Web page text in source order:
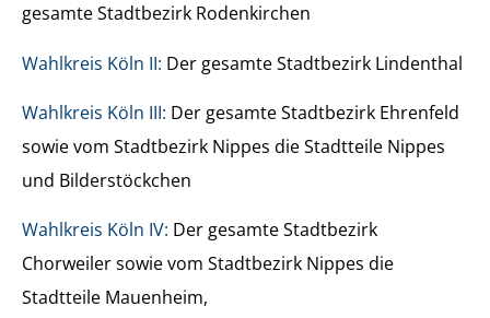
gesamte Stadtbezirk Rodenkirchen
Wahlkreis Köln II: Der gesamte Stadtbezirk Lindenthal
Wahlkreis Köln III: Der gesamte Stadtbezirk Ehrenfeld
sowie vom Stadtbezirk Nippes die Stadtteile Nippes
und Bilderstöckchen
Wahlkreis Köln IV: Der gesamte Stadtbezirk
Chorweiler sowie vom Stadtbezirk Nippes die
Stadtteile Mauenheim,